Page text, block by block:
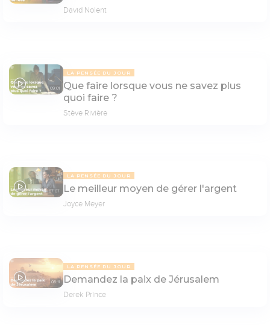
David Nolent
09:01
LA PENSÉE DU JOUR
Que faire lorsque vous ne savez plus
quoi faire ?
Stève Rivière
07:07
LA PENSÉE DU JOUR
Le meilleur moyen de gérer l'argent
Joyce Meyer
08:11
LA PENSÉE DU JOUR
Demandez la paix de Jérusalem
Derek Prince